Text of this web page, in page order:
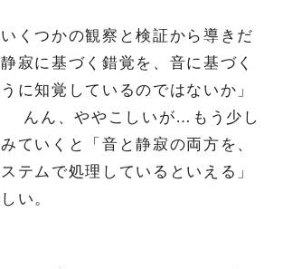
くつかの観察と検証から導きだ
寂に基づく錯覚を、音に基づく
に知覚しているのではないか」
んん、ややこしいが…もう少し
ていくと「音と静寂の両方を、
テムで処理しているといえる」
い。